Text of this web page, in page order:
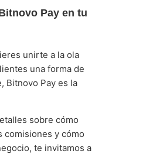
Pay en tu
unirte a la ola
una forma de
Bitnovo Pay es la
sobre cómo
comisiones y cómo
te invitamos a